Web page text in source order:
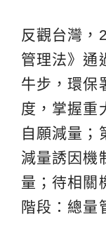
反觀台灣，
管理法》通
牛步，環保
度，掌握重
自願減量；
減量誘因機
量；待相關
階段：總量